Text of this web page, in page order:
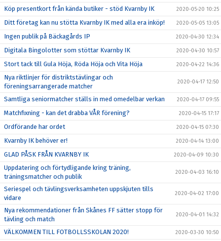
Köp presentkort från kända butiker - stöd Kvarnby IK 2020-05-20 10:25
Ditt företag kan nu stötta Kvarnby IK med alla era inköp! 2020-05-05 13:05
Ingen publik på Bäckagårds IP 2020-04-30 12:34
Digitala Bingolotter som stöttar Kvarnby IK 2020-04-30 10:57
Stort tack till Gula Höja, Röda Höja och Vita Höja 2020-04-22 14:36
Nya riktlinjer för distriktstävlingar och
föreningsarrangerade matcher
2020-04-17 12:50
Samtliga seniormatcher ställs in med omedelbar verkan 2020-04-17 09:55
Matchfixning - kan det drabba VÅR förening? 2020-04-15 17:17
Ordförande har ordet 2020-04-15 07:30
Kvarnby IK behöver er! 2020-04-14 13:00
GLAD PÅSK FRÅN KVARNBY IK 2020-04-09 10:30
Uppdatering och förtydligande kring träning,
träningsmatcher och publik
2020-04-03 16:10
Seriespel och tävlingsverksamheten uppskjuten tills
vidare
2020-04-02 17:00
Nya rekommendationer från Skånes FF sätter stopp för
tävling och match
2020-04-01 14:32
VÄLKOMMEN TILL FOTBOLLSSKOLAN 2020! 2020-03-30 10:50